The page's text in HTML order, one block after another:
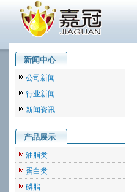
新闻中心
公司新闻
行业新闻
新闻资讯
产品展示
油脂类
蛋白类
磷脂